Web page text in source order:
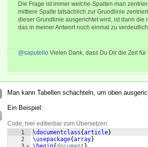
Die Frage ist immer welche-Spalten man
mittlere Spalte tatsächlich zur Grundlinie
dieser Grundlinie ausgerichtet wird, ist dann die
das in meiner Antwort noch einmal zu
@saputello Vielen Dank, dass Du Dir die Zeit
Man kann Tabellen schachteln, um oben
Ein Beispiel:
Code, hier editierbar zum Übersetzen:
1
2
\documentclass{article}
\usepackage{array}